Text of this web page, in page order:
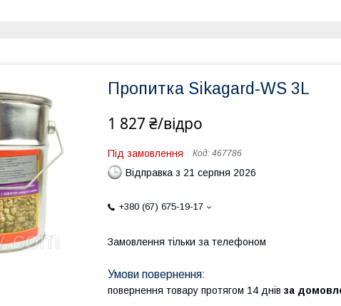
Пропитка Sikagard-WS 3L
1 827 ₴/відро
Під замовлення Код: 467786
Відправка з 21 серпня 2026
+380 (67) 675-19-17
Замовлення тільки за телефоном
повернення товару протягом 14 днів за